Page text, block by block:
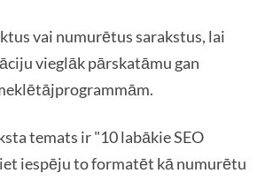
vai numurētus sarakstus, lai
vieglāk pārskatāmu gan
temats ir "10 labākie SEO
iespēju to formatēt kā numurētu